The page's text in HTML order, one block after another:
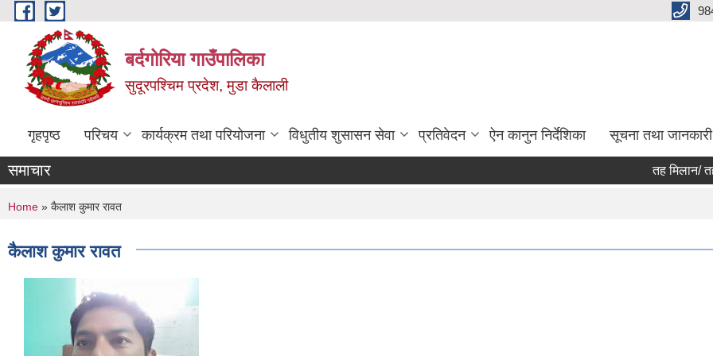
Skip to main content
बर्दगोरिया गाउँपालिका
सुदूरपश्चिम प्रदेश, मुडा कैलाली
गृहपृष्ठ परिचय कार्यक्रम तथा परियोजना विधुतीय शुसासन सेवा प्रतिवेदन ऐन कानुन निर्देशिका सूचना तथा जानकारी
समाचार तह मिलान/
You are here
Home » कैलाश कुमार रावत
कैलाश कुमार रावत